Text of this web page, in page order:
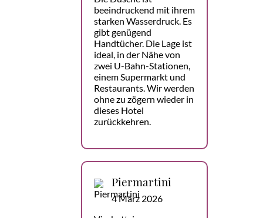
beeindruckend mit ihrem
starken Wasserdruck. Es
gibt genügend
Handtücher. Die Lage ist
ideal, in der Nähe von
zwei U-Bahn-Stationen,
einem Supermarkt und
Restaurants. Wir werden
ohne zu zögern wieder in
dieses Hotel
zurückkehren.
Piermartini
4 März 2026